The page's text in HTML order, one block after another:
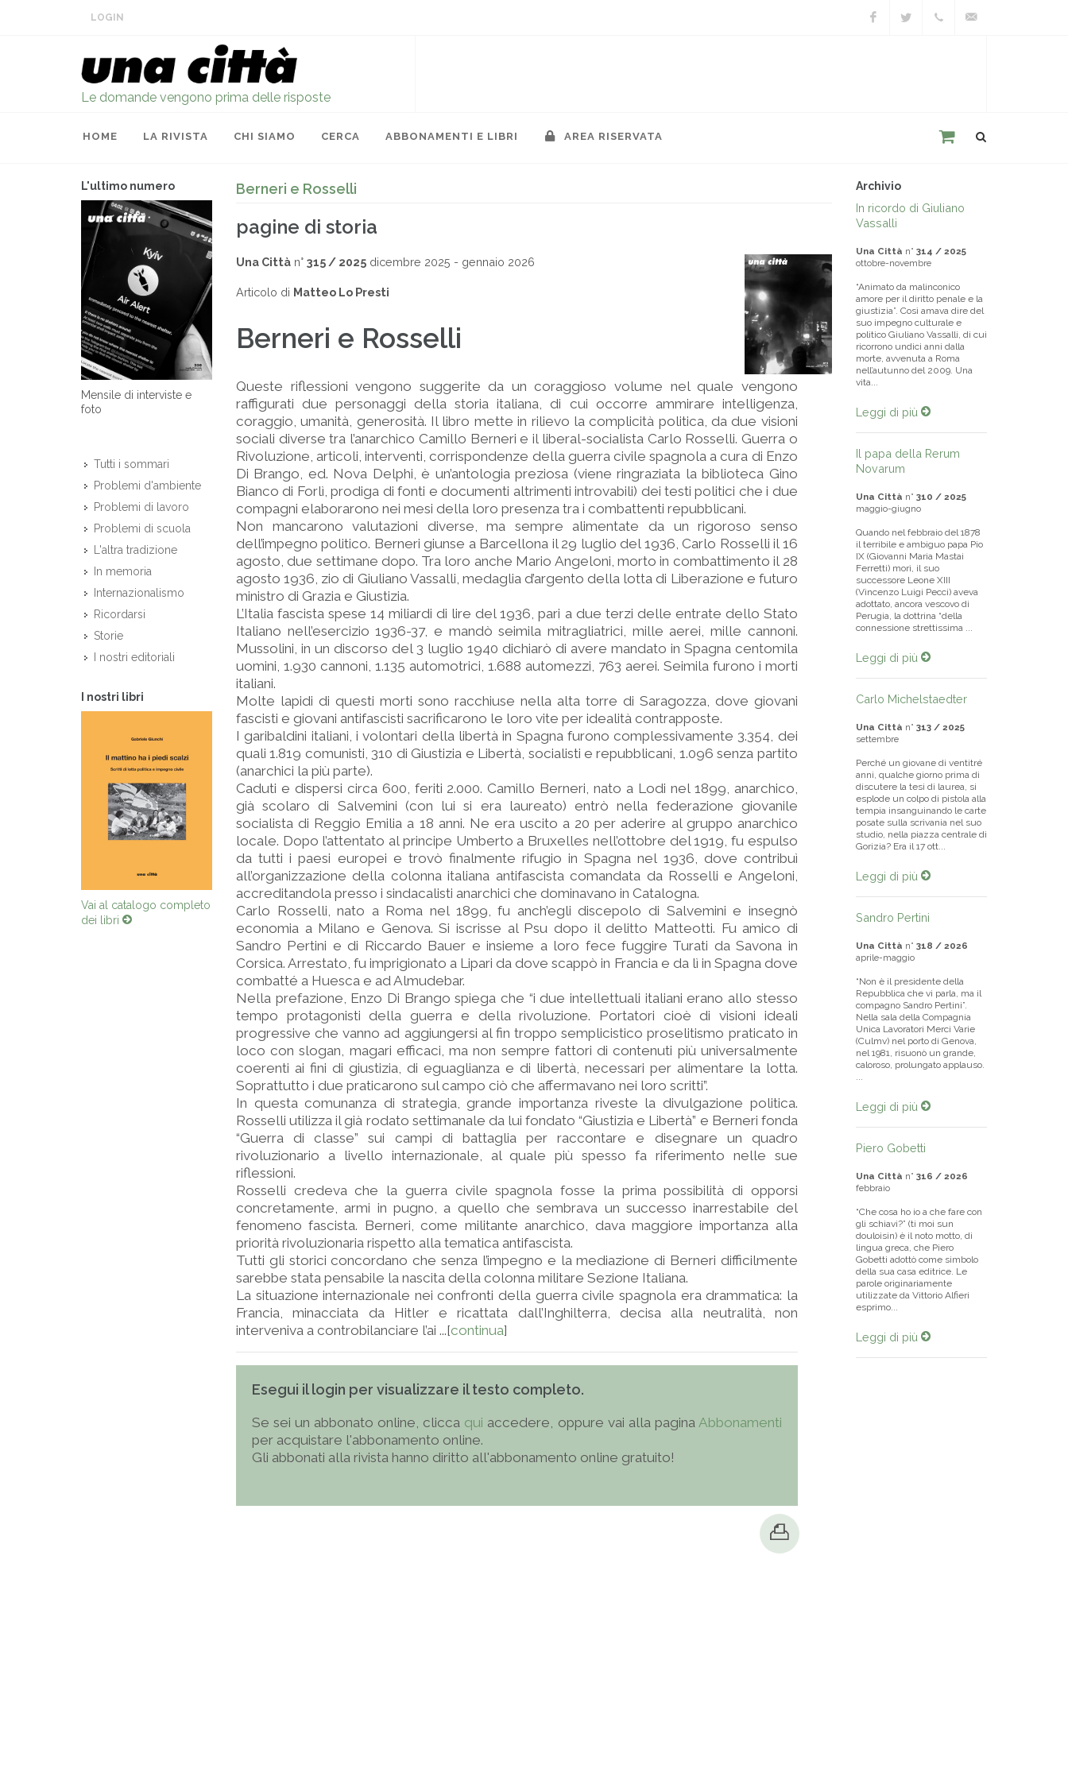
LOGIN
Le domande vengono prima delle risposte
HOME LA RIVISTA CHI SIAMO CERCA ABBONAMENTI E LIBRI AREA RISERVATA
L'ultimo numero
Mensile di interviste e
foto
Tutti i sommari
Problemi d'ambiente
Problemi di lavoro
Problemi di scuola
L'altra tradizione
In memoria
Internazionalismo
Ricordarsi
Storie
I nostri editoriali
I nostri libri
Vai al catalogo completo
dei libri
Berneri e Rosselli
pagine di storia
Una Città n° 315 / 2025 dicembre 2025 - gennaio 2026
Articolo di Matteo Lo Presti
Berneri e Rosselli
Queste riflessioni vengono suggerite da un coraggioso volume nel quale vengono
raffigurati due personaggi della storia italiana, di cui occorre ammirare intelligenza,
coraggio, umanità, generosità. Il libro mette in rilievo la complicità politica, da due visioni
sociali diverse tra l’anarchico Camillo Berneri e il liberal-socialista Carlo Rosselli. Guerra o
Rivoluzione, articoli, interventi, corrispondenze della guerra civile spagnola a cura di Enzo
Di Brango, ed. Nova Delphi, è un’antologia preziosa (viene ringraziata la biblioteca Gino
Bianco di Forlì, prodiga di fonti e documenti altrimenti introvabili) dei testi politici che i due
compagni elaborarono nei mesi della loro presenza tra i combattenti repubblicani.
Non mancarono valutazioni diverse, ma sempre alimentate da un rigoroso senso
dell’impegno politico. Berneri giunse a Barcellona il 29 luglio del 1936, Carlo Rosselli il 16
agosto, due settimane dopo. Tra loro anche Mario Angeloni, morto in combattimento il 28
agosto 1936, zio di Giuliano Vassalli, medaglia d’argento della lotta di Liberazione e futuro
ministro di Grazia e Giustizia.
L’Italia fascista spese 14 miliardi di lire del 1936, pari a due terzi delle entrate dello Stato
Italiano nell’esercizio 1936-37, e mandò seimila mitragliatrici, mille aerei, mille cannoni.
Mussolini, in un discorso del 3 luglio 1940 dichiarò di avere mandato in Spagna centomila
uomini, 1.930 cannoni, 1.135 automotrici, 1.688 automezzi, 763 aerei. Seimila furono i morti
italiani.
Molte lapidi di questi morti sono racchiuse nella alta torre di Saragozza, dove giovani
fascisti e giovani antifascisti sacrificarono le loro vite per idealità contrapposte.
I garibaldini italiani, i volontari della libertà in Spagna furono complessivamente 3.354, dei
quali 1.819 comunisti, 310 di Giustizia e Libertà, socialisti e repubblicani, 1.096 senza partito
(anarchici la più parte).
Caduti e dispersi circa 600, feriti 2.000. Camillo Berneri, nato a Lodi nel 1899, anarchico,
già scolaro di Salvemini (con lui si era laureato) entrò nella federazione giovanile
socialista di Reggio Emilia a 18 anni. Ne era uscito a 20 per aderire al gruppo anarchico
locale. Dopo l’attentato al principe Umberto a Bruxelles nell’ottobre del 1919, fu espulso
da tutti i paesi europei e trovò finalmente rifugio in Spagna nel 1936, dove contribuì
all’organizzazione della colonna italiana antifascista comandata da Rosselli e Angeloni,
accreditandola presso i sindacalisti anarchici che dominavano in Catalogna.
Carlo Rosselli, nato a Roma nel 1899, fu anch’egli discepolo di Salvemini e insegnò
economia a Milano e Genova. Si iscrisse al Psu dopo il delitto Matteotti. Fu amico di
Sandro Pertini e di Riccardo Bauer e insieme a loro fece fuggire Turati da Savona in
Corsica. Arrestato, fu imprigionato a Lipari da dove scappò in Francia e da lì in Spagna dove
combatté a Huesca e ad Almudebar.
Nella prefazione, Enzo Di Brango spiega che “i due intellettuali italiani erano allo stesso
tempo protagonisti della guerra e della rivoluzione. Portatori cioè di visioni ideali
progressive che vanno ad aggiungersi al fin troppo semplicistico proselitismo praticato in
loco con slogan, magari efficaci, ma non sempre fattori di contenuti più universalmente
coerenti ai fini di giustizia, di eguaglianza e di libertà, necessari per alimentare la lotta.
Soprattutto i due praticarono sul campo ciò che affermavano nei loro scritti”.
In questa comunanza di strategia, grande importanza riveste la divulgazione politica.
Rosselli utilizza il già rodato settimanale da lui fondato “Giustizia e Libertà” e Berneri fonda
“Guerra di classe” sui campi di battaglia per raccontare e disegnare un quadro
rivoluzionario a livello internazionale, al quale più spesso fa riferimento nelle sue
riflessioni.
Rosselli credeva che la guerra civile spagnola fosse la prima possibilità di opporsi
concretamente, armi in pugno, a quello che sembrava un successo inarrestabile del
fenomeno fascista. Berneri, come militante anarchico, dava maggiore importanza alla
priorità rivoluzionaria rispetto alla tematica antifascista.
Tutti gli storici concordano che senza l’impegno e la mediazione di Berneri difficilmente
sarebbe stata pensabile la nascita della colonna militare Sezione Italiana.
La situazione internazionale nei confronti della guerra civile spagnola era drammatica: la
Francia, minacciata da Hitler e ricattata dall’Inghilterra, decisa alla neutralità, non
interveniva a controbilanciare l’ai ...[continua]
Esegui il login per visualizzare il testo completo.
Se sei un abbonato online, clicca qui accedere, oppure vai alla pagina Abbonamenti
per acquistare l'abbonamento online.
Gli abbonati alla rivista hanno diritto all'abbonamento online gratuito!
Archivio
In ricordo di Giuliano
Vassalli
Una Città n° 314 / 2025
ottobre-novembre
“Animato da malinconico
amore per il diritto penale e la
giustizia”. Così amava dire del
suo impegno culturale e
politico Giuliano Vassalli, di cui
ricorrono undici anni dalla
morte, avvenuta a Roma
nell’autunno del 2009. Una
vita...
Leggi di più
Il papa della Rerum
Novarum
Una Città n° 310 / 2025
maggio-giugno
Quando nel febbraio del 1878
il terribile e ambiguo papa Pio
IX (Giovanni Maria Mastai
Ferretti) morì, il suo
successore Leone XIII
(Vincenzo Luigi Pecci) aveva
adottato, ancora vescovo di
Perugia, la dottrina “della
connessione strettissima ...
Leggi di più
Carlo Michelstaedter
Una Città n° 313 / 2025
settembre
Perché un giovane di ventitré
anni, qualche giorno prima di
discutere la tesi di laurea, si
esplode un colpo di pistola alla
tempia insanguinando le carte
posate sulla scrivania nel suo
studio, nella piazza centrale di
Gorizia? Era il 17 ott...
Leggi di più
Sandro Pertini
Una Città n° 318 / 2026
aprile-maggio
“Non è il presidente della
Repubblica che vi parla, ma il
compagno Sandro Pertini”.
Nella sala della Compagnia
Unica Lavoratori Merci Varie
(Culmv) nel porto di Genova,
nel 1981, risuonò un grande,
caloroso, prolungato applauso.
...
Leggi di più
Piero Gobetti
Una Città n° 316 / 2026
febbraio
“Che cosa ho io a che fare con
gli schiavi?” (ti moi sun
douloisin) è il noto motto, di
lingua greca, che Piero
Gobetti adottò come simbolo
della sua casa editrice. Le
parole originariamente
utilizzate da Vittorio Alfieri
esprimo...
Leggi di più